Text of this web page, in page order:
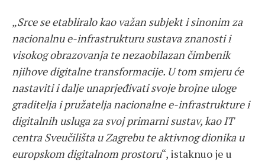
„Srce se etabliralo kao važan subjekt i sinonim za
nacionalnu e-infrastrukturu sustava znanosti i
visokog obrazovanja te nezaobilazan čimbenik
njihove digitalne transformacije. U tom smjeru će
nastaviti i dalje unaprjeđivati svoje brojne uloge
graditelja i pružatelja nacionalne e-infrastrukture i
digitalnih usluga za svoj primarni sustav, kao IT
centra Sveučilišta u Zagrebu te aktivnog dionika u
europskom digitalnom prostoru“, istaknuo je u